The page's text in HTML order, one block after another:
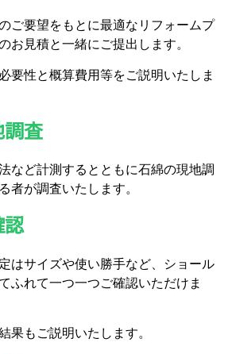
ご要望をもとに最適なリフォームプ
お見積と一緒にご提出します。
要性と概算費用等をご説明いたしま
査
など計測するとともに石綿の現地調
者が調査いたします。
はサイズや使い勝手など、ショール
ふれて一つ一つご確認いただけま
果もご説明いたします。